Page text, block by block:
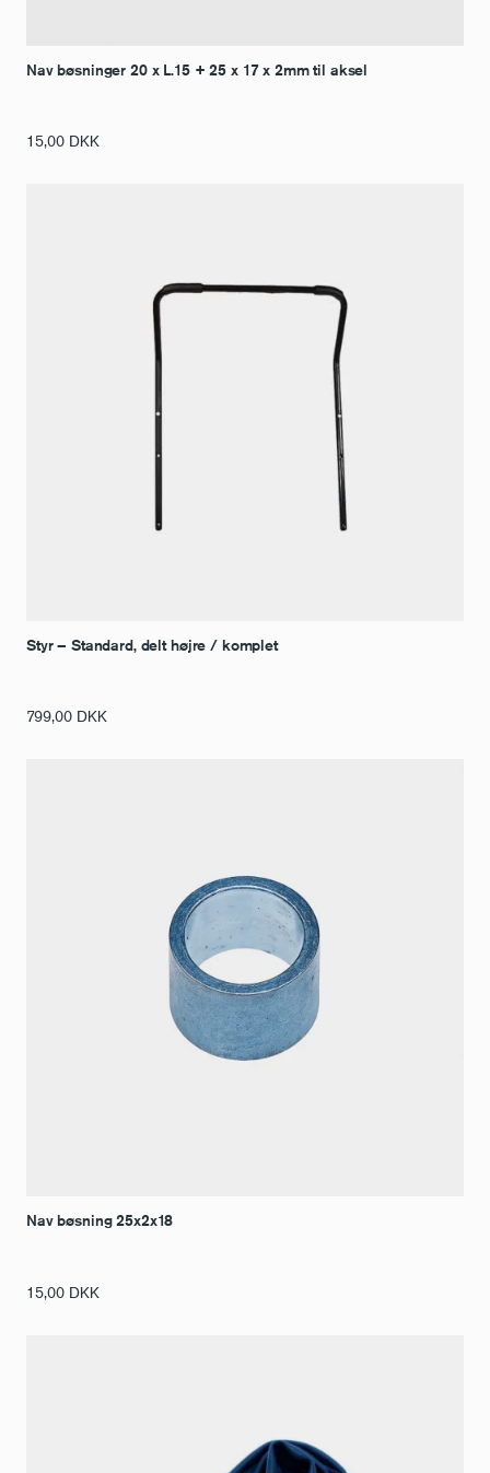
Nav bøsninger 20 x L.15 + 25 x 17 x 2mm til aksel
15,00 DKK
Styr – Standard, delt højre / komplet
799,00 DKK
Nav bøsning 25x2x18
15,00 DKK